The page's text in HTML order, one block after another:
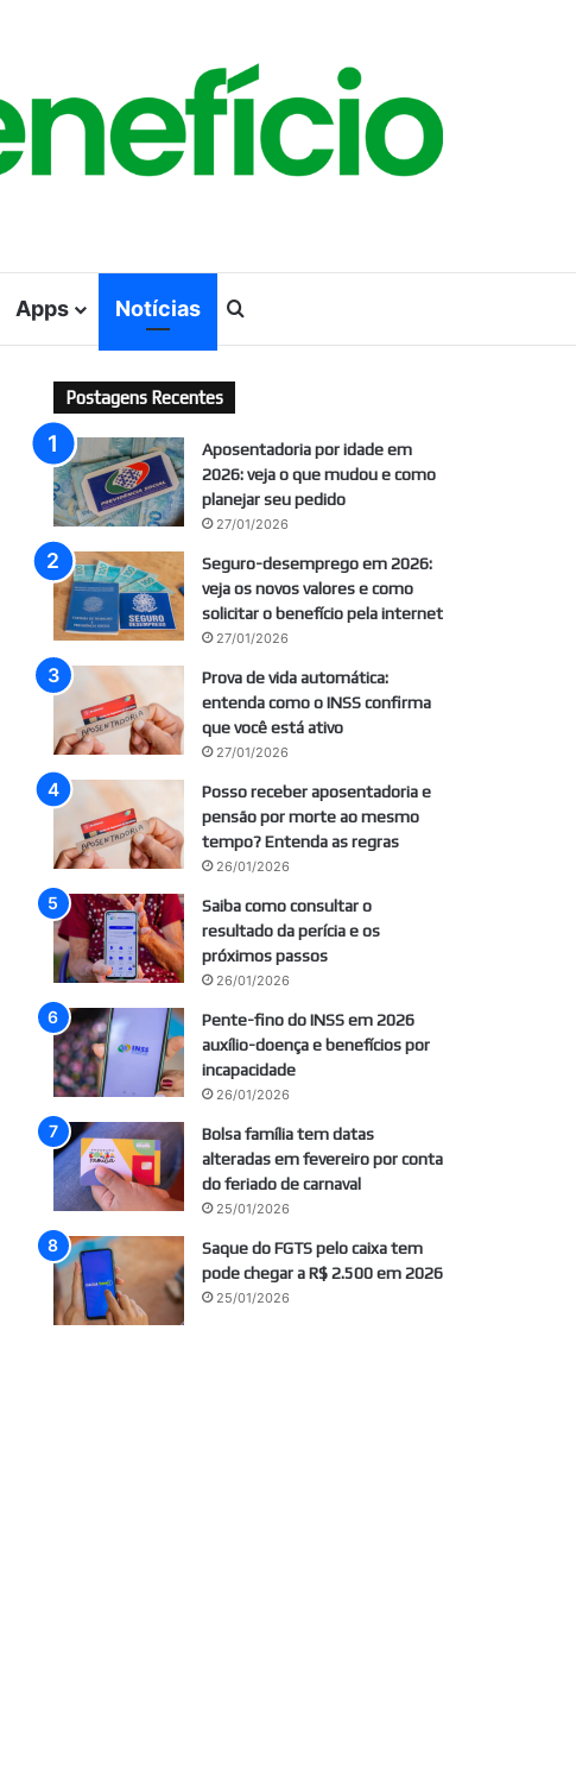
Apps Notícias
Postagens Recentes
Aposentadoria por idade em
2026: veja o que mudou e como
planejar seu pedido
27/01/2026
Seguro-desemprego em 2026:
veja os novos valores e como
solicitar o benefício pela internet
27/01/2026
Prova de vida automática:
entenda como o INSS confirma
que você está ativo
27/01/2026
Posso receber aposentadoria e
pensão por morte ao mesmo
tempo? Entenda as regras
26/01/2026
Saiba como consultar o
resultado da perícia e os
próximos passos
26/01/2026
Pente-fino do INSS em 2026
auxílio-doença e benefícios por
incapacidade
26/01/2026
Bolsa família tem datas
alteradas em fevereiro por conta
do feriado de carnaval
25/01/2026
Saque do FGTS pelo caixa tem
pode chegar a R$ 2.500 em 2026
25/01/2026